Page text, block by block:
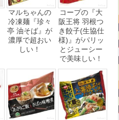
マルちゃんの
冷凍麺『珍々
亭 油そば』が
濃厚で超おい
しい！
コープの『大
阪王将 羽根つ
き餃子(生協仕
様)』がパリッ
とジューシー
で美味しい！